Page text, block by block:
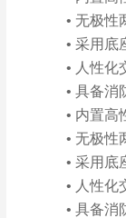
• 无极性
• 采用底
• 人性化
• 具备消
• 内置高
• 无极性
• 采用底
• 人性化
• 具备消